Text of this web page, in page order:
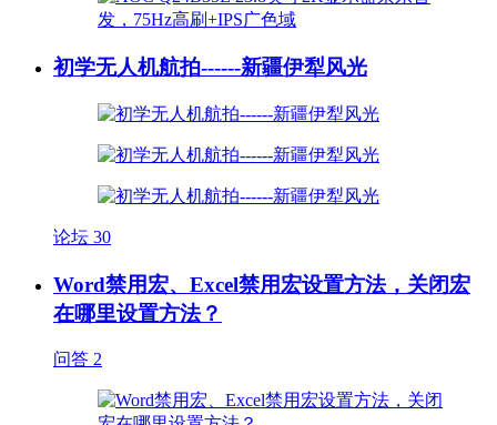
初学无人机航拍------新疆伊犁风光
论坛 30
Word禁用宏、Excel禁用宏设置方法，关闭宏
在哪里设置方法？
问答 2